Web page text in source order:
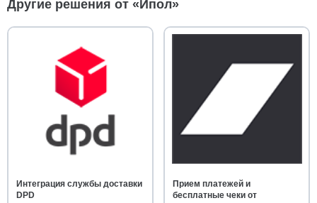
Другие решения от «Ипол»
Интеграция службы доставки
DPD
Прием платежей и
бесплатные чеки от